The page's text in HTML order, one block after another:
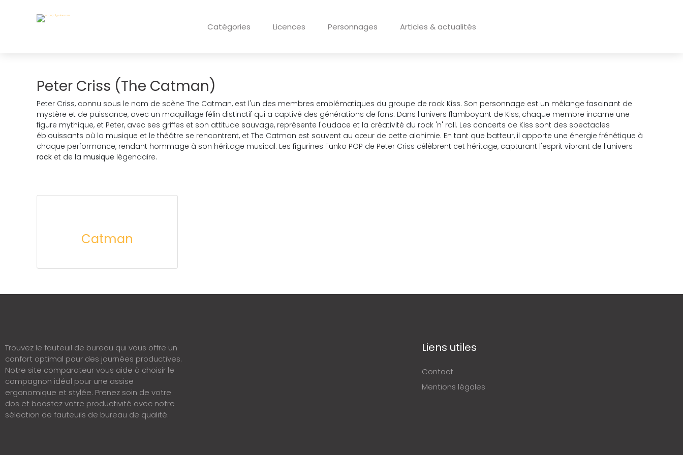
Catégories Licences Personnages Articles & actualités
Peter Criss (The Catman)
Peter Criss, connu sous le nom de scène The Catman, est l'un des membres emblématiques du groupe de rock Kiss. Son personnage est un mélange fascinant de
mystère et de puissance, avec un maquillage félin distinctif qui a captivé des générations de fans. Dans l'univers flamboyant de Kiss, chaque membre incarne une
figure mythique, et Peter, avec ses griffes et son attitude sauvage, représente l'audace et la créativité du rock 'n' roll. Les concerts de Kiss sont des spectacles
éblouissants où la musique et le théâtre se rencontrent, et The Catman est souvent au cœur de cette alchimie. En tant que batteur, il apporte une énergie frénétique à
chaque performance, rendant hommage à son héritage musical. Les figurines Funko POP de Peter Criss célèbrent cet héritage, capturant l'esprit vibrant de l'univers
rock et de la musique légendaire.
Catman
Trouvez le fauteuil de bureau qui vous offre un
confort optimal pour des journées productives.
Notre site comparateur vous aide à choisir le
compagnon idéal pour une assise
ergonomique et stylée. Prenez soin de votre
dos et boostez votre productivité avec notre
sélection de fauteuils de bureau de qualité.
Liens utiles
Contact
Mentions légales